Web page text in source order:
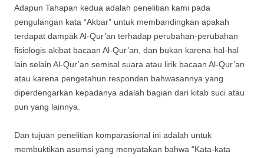
Adapun Tahapan kedua adalah penelitian kami pada
pengulangan kata “Akbar” untuk membandingkan apakah
terdapat dampak Al-Qur’an terhadap perubahan-perubahan
fisiologis akibat bacaan Al-Qur’an, dan bukan karena hal-hal
lain selain Al-Qur’an semisal suara atau lirik bacaan Al-Qur’an
atau karena pengetahun responden bahwasannya yang
diperdengarkan kepadanya adalah bagian dari kitab suci atau
pun yang lainnya.
Dan tujuan penelitian komparasional ini adalah untuk
membuktikan asumsi yang menyatakan bahwa “Kata-kata